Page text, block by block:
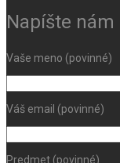
Napíšte nám
Vaše meno (povinné)
Váš email (povinné)
Predmet (povinné)